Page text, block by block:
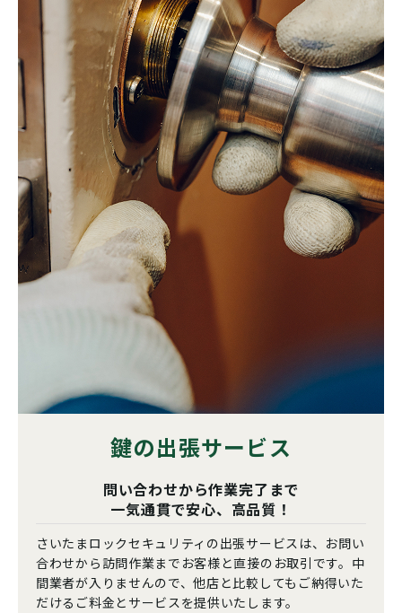
鍵の出張サービス
問い合わせから作業完了まで
一気通貫で安心、高品質！
さいたまロックセキュリティの出張サービスは、お問い
合わせから訪問作業までお客様と直接のお取引です。中
間業者が入りませんので、他店と比較してもご納得いた
だけるご料金とサービスを提供いたします。